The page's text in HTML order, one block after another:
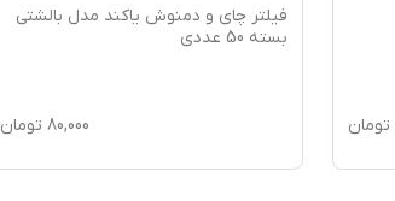
تومان
فیلتر چای و دمنوش یاکند مدل بالشتی
بسته 50 عددی
80,000 تومان